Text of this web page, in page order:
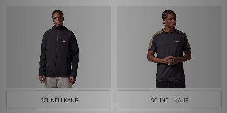
SCHNELLKAUF SCHNELLKAUF